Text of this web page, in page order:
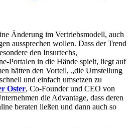
Änderung im Vertriebsmodell, auch
aussprechen wollen. Dass der Trend
den Insurtechs,
Portalen in die Hände spielt, liegt auf
hätten den Vorteil, „die Umstellung
und einfach umsetzen zu
Oster, Co-Founder und CEO von
die Advantage, dass deren
beraten ließen und dann auch so